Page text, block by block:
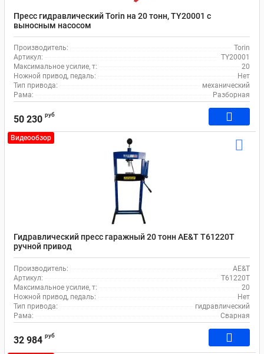
Пресс гидравлический Torin на 20 тонн, TY20001 с
выносным насосом
Производитель:
Torin
Артикул:
TY20001
Максимальное усилие, т:
20
Ножной привод, педаль:
Нет
Тип привода:
механический
Рама:
Разборная
50 230 руб
Видеообзор
Гидравлический пресс гаражный 20 тонн AE&T T61220T
ручной привод
Производитель:
AE&T
Артикул:
T61220T
Максимальное усилие, т:
20
Ножной привод, педаль:
Нет
Тип привода:
гидравлический
Рама:
Сварная
32 984 руб